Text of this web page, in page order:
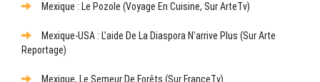
Mexique : Le Pozole (Voyage En Cuisine, Sur ArteTv)
Mexique-USA : L’aide De La Diaspora N’arrive Plus (sur Arte
Reportage)
Mexique, Le Semeur De Forêts (sur FranceTv)